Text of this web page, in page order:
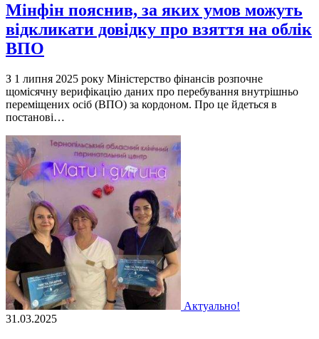
Мінфін пояснив, за яких умов можуть
відкликати довідку про взяття на облік
ВПО
З 1 липня 2025 року Міністерство фінансів розпочне
щомісячну верифікацію даних про перебування внутрішньо
переміщених осіб (ВПО) за кордоном. Про це йдеться в
постанові…
Актуально!
31.03.2025